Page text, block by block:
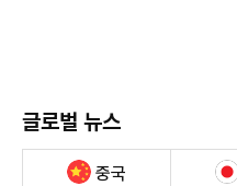
글로벌 뉴스
중국